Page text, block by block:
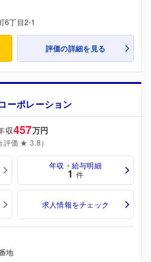
6丁目2-1
評価の詳細を見る
ーポレーション
収457万円
評価 ★ 3.8）
年収・給与明細
1 件
求人情報をチェック
地